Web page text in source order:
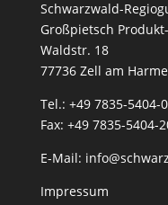
Schwarzwald-
Großpietsch
Waldstr. 18
77736 Zell am
Tel.: +49 7835-5404-0
Fax: +49 7835-5404-
E-Mail:
Impressum